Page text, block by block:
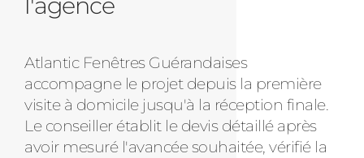
Atlantic Fenêtres Guérandaises
accompagne le projet depuis la première
visite à domicile jusqu'à la réception finale.
Le conseiller établit le devis détaillé après
avoir mesuré l'avancée souhaitée, vérifié la